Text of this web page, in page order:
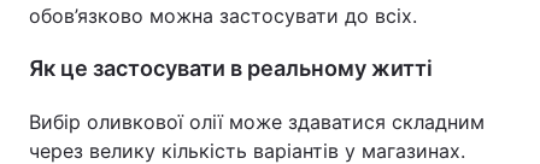
обов’язково можна застосувати до всіх.
Як це застосувати в реальному житті
Вибір оливкової олії може здаватися складним
через велику кількість варіантів у магазинах.